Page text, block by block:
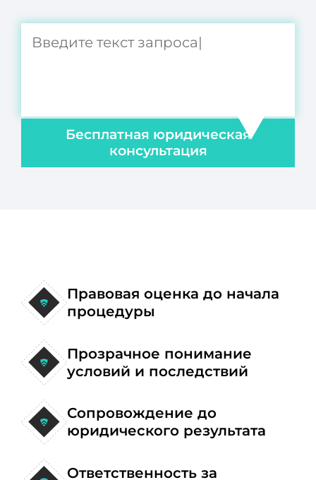
Бесплатная юридическая
консультация
Правовая оценка до начала
процедуры
Прозрачное понимание
условий и последствий
Сопровождение до
юридического результата
Ответственность за